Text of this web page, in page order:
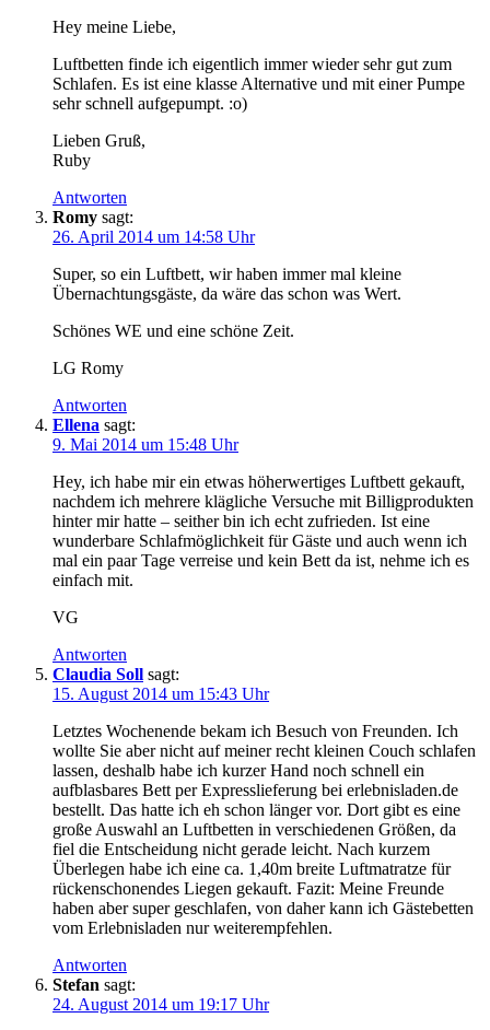
Hey meine Liebe,
Luftbetten finde ich eigentlich immer wieder sehr gut zum
Schlafen. Es ist eine klasse Alternative und mit einer Pumpe
sehr schnell aufgepumpt. :o)
Lieben Gruß,
Ruby​
Antworten
Romy sagt:
26. April 2014 um 14:58 Uhr
Super, so ein Luftbett, wir haben immer mal kleine
Übernachtungsgäste, da wäre das schon was Wert.
Schönes WE und eine schöne Zeit.
LG Romy
Antworten
Ellena sagt:
9. Mai 2014 um 15:48 Uhr
Hey, ich habe mir ein etwas höherwertiges Luftbett gekauft,
nachdem ich mehrere klägliche Versuche mit Billigprodukten
hinter mir hatte – seither bin ich echt zufrieden. Ist eine
wunderbare Schlafmöglichkeit für Gäste und auch wenn ich
mal ein paar Tage verreise und kein Bett da ist, nehme ich es
einfach mit.
VG
Antworten
Claudia Soll sagt:
15. August 2014 um 15:43 Uhr
Letztes Wochenende bekam ich Besuch von Freunden. Ich
wollte Sie aber nicht auf meiner recht kleinen Couch schlafen
lassen, deshalb habe ich kurzer Hand noch schnell ein
aufblasbares Bett per Expresslieferung bei erlebnisladen.de
bestellt. Das hatte ich eh schon länger vor. Dort gibt es eine
große Auswahl an Luftbetten in verschiedenen Größen, da
fiel die Entscheidung nicht gerade leicht. Nach kurzem
Überlegen habe ich eine ca. 1,40m breite Luftmatratze für
rückenschonendes Liegen gekauft. Fazit: Meine Freunde
haben aber super geschlafen, von daher kann ich Gästebetten
vom Erlebnisladen nur weiterempfehlen.
Antworten
Stefan sagt:
24. August 2014 um 19:17 Uhr